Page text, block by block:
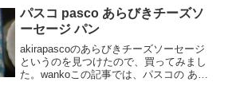
ナ ママー 超もち生パスタ 濃厚海老トマ
トク...
パスコ pasco あらびきチーズソ
ーセージ パン
akirapascoのあらびきチーズソーセージ
というのを見つけたので、買ってみまし
た。wankoこの記事では、パスコの あら